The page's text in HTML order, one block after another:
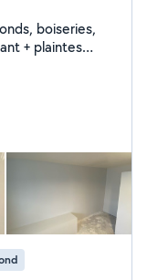
+ plaintes
de finition